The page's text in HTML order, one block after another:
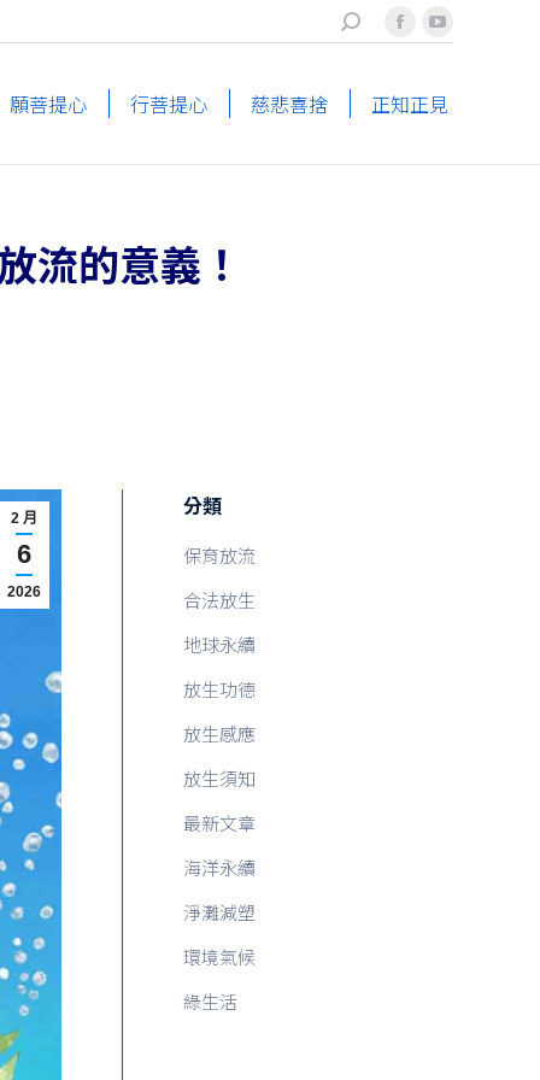
搜
索
Facebook
opens
YouTube
opens
願菩提心 行菩提心 慈悲喜捨 正知正見
流的意義！
2 月
6
2026
分類
保育放流
合法放生
地球永續
放生功德
放生感應
放生須知
最新文章
海洋永續
淨灘減塑
環境氣候
綠生活